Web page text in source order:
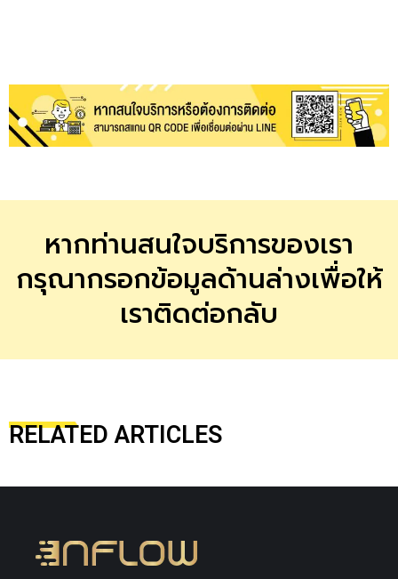
หากท่านสนใจบริการของเรา
กรุณากรอกข้อมูลด้านล่างเพื่อให้
เราติดต่อกลับ
RELATED ARTICLES